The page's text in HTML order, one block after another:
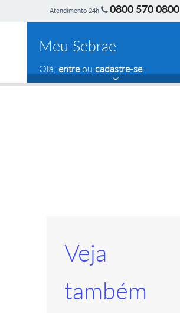
Atendimento 24h 0800 570 0800
Meu Sebrae
Olá, entreou cadastre-se
Veja
também